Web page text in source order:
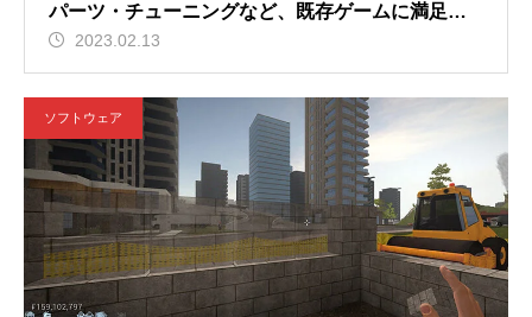
パーツ・チューニングなど、既存ゲームに満足で
きなかった方におすすめ
2023.02.13
ソフトウェア